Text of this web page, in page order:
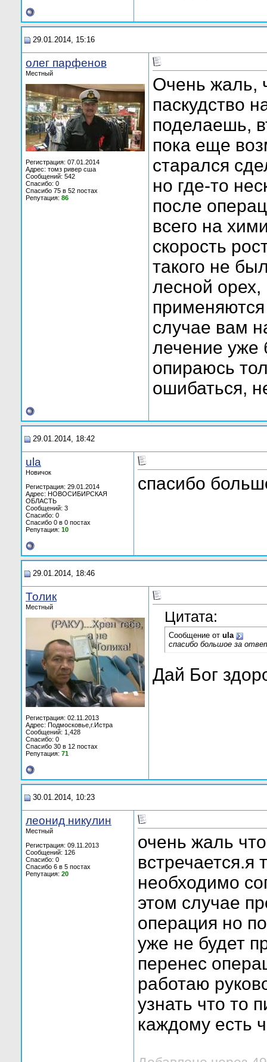
29.01.2014, 15:16
олег парфенов
Местный
Регистрация: 07.01.2014
Адрес: томз ривер сша
Сообщений: 542
Спасибо: 0
Спасибо 75 в 52 постах
Репутация: 86
Очень жаль,
паскудство
поделаешь,
пока еще
старался
но где-то
после
всего на
скорость
такого не
лесной
случае вам
лечение уже
опираюсь
ошибаться,
29.01.2014, 18:42
ula
Новичок
Регистрация: 29.01.2014
Адрес: НОВОСИБИРСКАЯ
ОБЛАСТЬ
Сообщений: 3
Спасибо: 0
Спасибо 0 в 0 постах
Репутация: 10
спасибо
29.01.2014, 18:46
Толик
Местный
Регистрация: 02.11.2013
Адрес: Подмосковье,г.Истра
Сообщений: 1,428
Спасибо: 0
Спасибо 30 в 12 постах
Репутация: 71
Цитата:
Сообщение от ula
спасибо большое за
Дай Бог
30.01.2014, 10:23
леонид никулин
Местный
Регистрация: 09.11.2013
Сообщений: 126
Спасибо: 0
Спасибо 6 в 5 постах
Репутация: 20
очень жаль
встречается.я
необходимо
этом случае
операция но
уже не будет
перенес
работаю
узнать что то
каждому есть